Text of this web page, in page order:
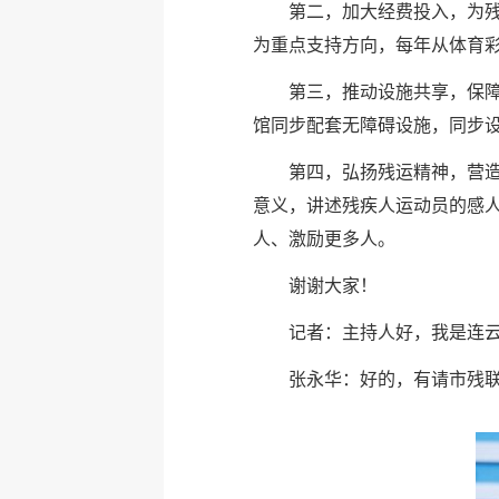
第二，加大经费投入，为
为重点支持方向，每年从体育
第三，推动设施共享，保
馆同步配套无障碍设施，同步
第四，弘扬残运精神，营
意义，讲述残疾人运动员的感
人、激励更多人。
谢谢大家！
记者：主持人好，我是连
张永华：好的，有请市残